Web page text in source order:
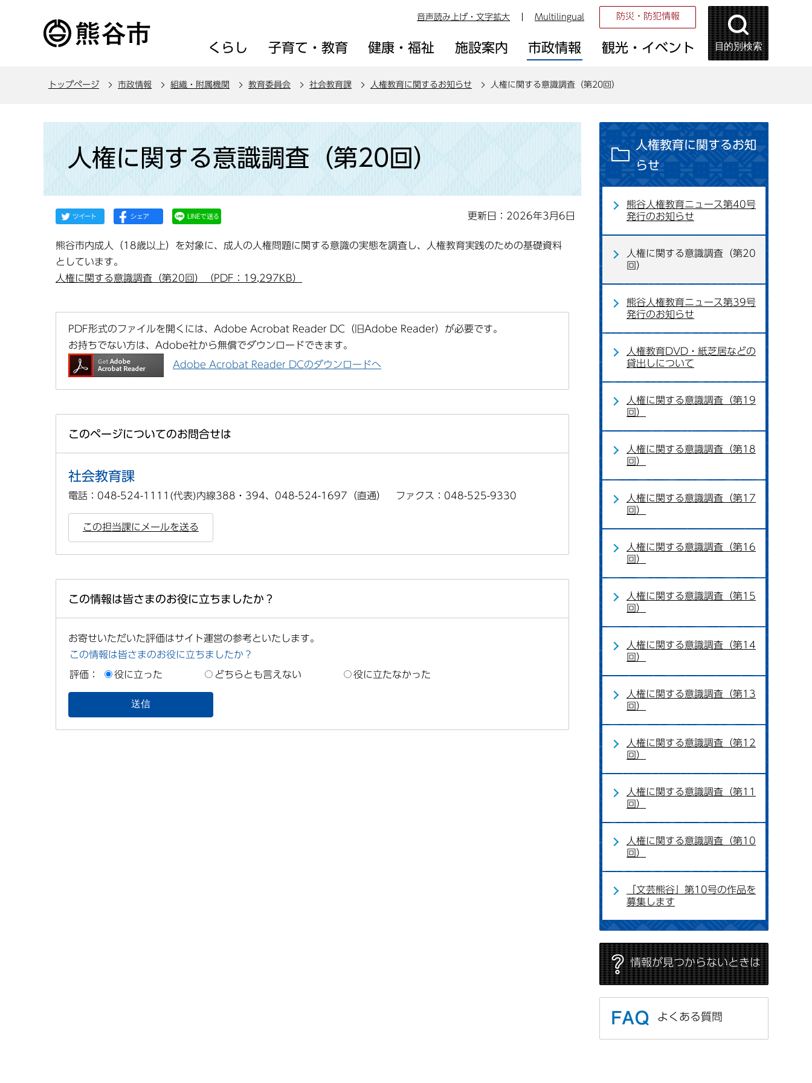
音声読み上げ・文字拡大 Multilingual 防災・防犯情報
くらし 子育て・教育 健康・福祉 施設案内 市政情報 観光・イベント 目的別検索
トップページ 市政情報 組織・附属機関 教育委員会 社会教育課 人権教育に関するお知らせ 人権に関する意識調査（第20回）
か
人権に関する意識調査（第20回）
更新日：2026年3月6日
熊谷市内成人（18歳以上）を対象に、成人の人権問題に関する意識の実態を調査し、人権教育実践のための基礎資料
としています。
人権に関する意識調査（第20回）（PDF：19,297KB）
PDF形式のファイルを開くには、Adobe Acrobat Reader DC（旧Adobe Reader）が必要です。
お持ちでない方は、Adobe社から無償でダウンロードできます。
Adobe Acrobat Reader DCのダウンロードへ
このページについてのお問合せは
社会教育課
電話：048-524-1111(代表)内線388・394、048-524-1697（直通） ファクス：048-525-9330
この担当課にメールを送る
この情報は皆さまのお役に立ちましたか？
お寄せいただいた評価はサイト運営の参考といたします。
この情報は皆さまのお役に立ちましたか？
評価： 役に立った どちらとも言えない 役に立たなかった
人権教育に関するお知
らせ
熊谷人権教育ニュース第40号
発行のお知らせ
人権に関する意識調査（第20
回）
熊谷人権教育ニュース第39号
発行のお知らせ
人権教育DVD・紙芝居などの
貸出しについて
人権に関する意識調査（第19
回）
人権に関する意識調査（第18
回）
人権に関する意識調査（第17
回）
人権に関する意識調査（第16
回）
人権に関する意識調査（第15
回）
人権に関する意識調査（第14
回）
人権に関する意識調査（第13
回）
人権に関する意識調査（第12
回）
人権に関する意識調査（第11
回）
人権に関する意識調査（第10
回）
「文芸熊谷」第10号の作品を
募集します
情報が見つからないときは
よくある質問